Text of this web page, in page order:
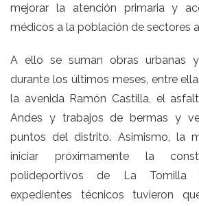
mejorar la atención primaria y
médicos a la población de sectores
A ello se suman obras urbanas
durante los últimos meses, entre
la avenida Ramón Castilla, el
Andes y trabajos de bermas y
puntos del distrito. Asimismo, la
iniciar próximamente la
polideportivos de La Tomilla
expedientes técnicos tuvieron